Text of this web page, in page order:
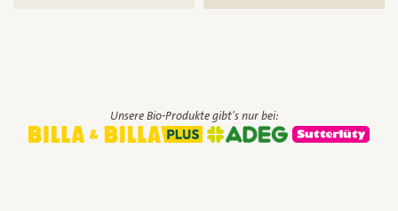
Unsere Bio-Produkte gibt's nur bei: